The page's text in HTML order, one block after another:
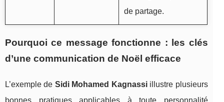
de partage.
Pourquoi ce message fonctionne : les clés
d’une communication de Noël efficace
L’exemple de Sidi Mohamed Kagnassiillustre plusieurs
bonnes pratiques applicables à toute personnalité